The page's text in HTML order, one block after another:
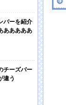
バーを紹介
あああああ
チーズバー
違う